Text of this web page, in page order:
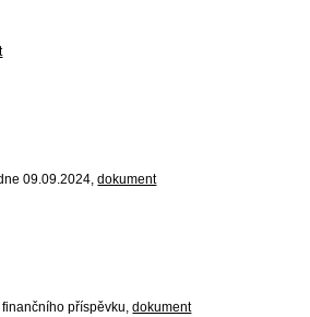
09.09.2024,dokument
příspěvku,dokument